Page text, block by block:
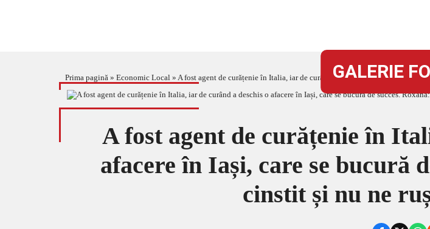
Prima pagină » Economic Local » A fost agent de curățenie în Italia, iar de curând a deschis o afacere în Iași,
GALERIE
A fost agent de curățenie în
afacere în Iași, care se bucură
cinstit și nu ne